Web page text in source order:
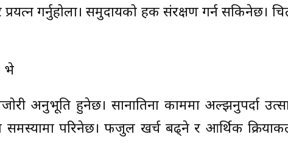
प्रयत्न गर्नुहोला। समुदायको हक संरक्षण गर्न सकिनेछ।
भे
अनुभूति हुनेछ। सानातिना काममा अल्झनुपर्दा
समस्यामा परिनेछ। फजुल खर्च बढ्ने र आर्थिक